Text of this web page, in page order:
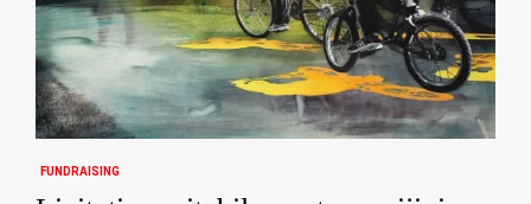
FUNDRAISING